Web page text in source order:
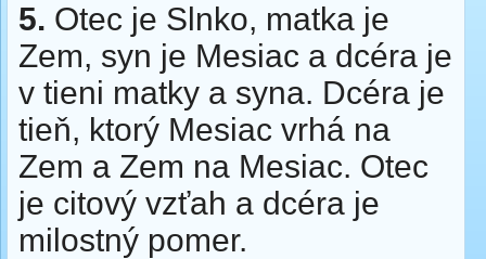
5. Otec je Slnko, matka je
Zem, syn je Mesiac a dcéra je
v tieni matky a syna. Dcéra je
tieň, ktorý Mesiac vrhá na
Zem a Zem na Mesiac. Otec
je citový vzťah a dcéra je
milostný pomer.